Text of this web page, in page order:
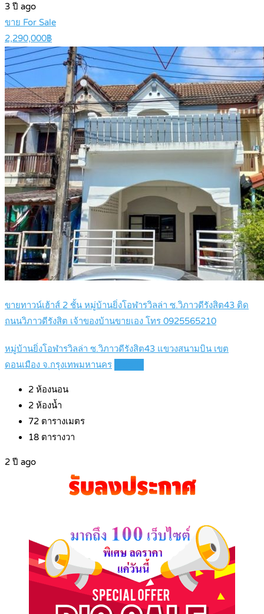
3 ปี ago
ขาย For Sale
2,290,000฿
ขายทาวน์เฮ้าส์ 2 ชั้น หมู่บ้านยิ่งโอฬารวิลล่า ซ.วิภาวดีรังสิต43 ติด
ถนนวิภาวดีรังสิต เจ้าของบ้านขายเอง โทร 0925565210
หมู่บ้านยิ่งโอฬารวิลล่า ซ.วิภาวดีรังสิต43 แขวงสนามบิน เขต
ดอนเมือง จ.กรุงเทพมหานคร
2 ห้องนอน
2 ห้องน้ำ
72 ตารางเมตร
18 ตารางวา
2 ปี ago